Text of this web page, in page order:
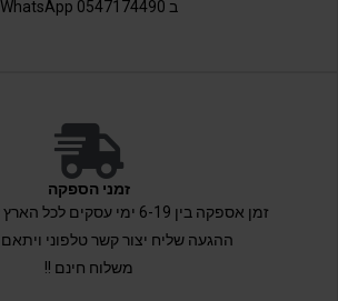
ב 0547174490 WhatsApp
זמני הספקה
זמן אספקה בין 6-19 ימי עסקים
ההגעה שליח יצור קשר טלפוני
משלוח חינם !!